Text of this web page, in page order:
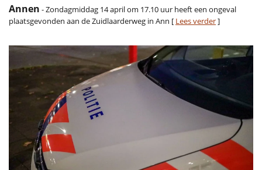
Annen - Zondagmiddag 14 april om 17.10 uur heeft een ongeval
plaatsgevonden aan de Zuidlaarderweg in Ann [ Lees verder]